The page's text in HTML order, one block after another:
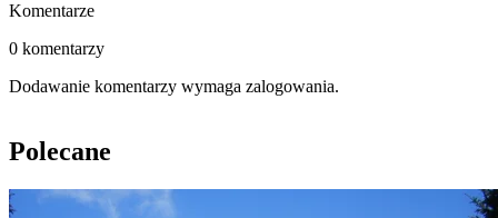
Komentarze
0 komentarzy
Dodawanie komentarzy wymaga zalogowania.
Polecane